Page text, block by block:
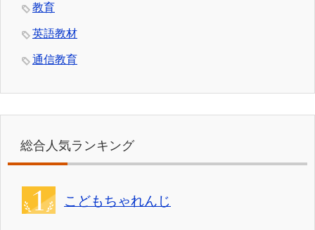
教育
英語教材
通信教育
総合人気ランキング
こどもちゃれんじ